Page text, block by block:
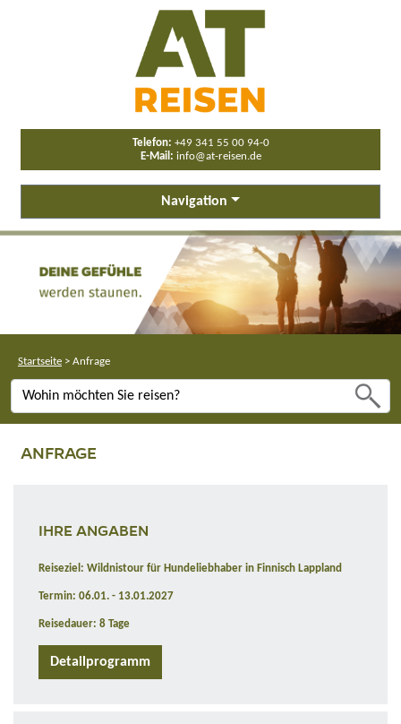
Telefon: +49 341 55 00 94-0
E-Mail: info@at-reisen.de
Navigation
Startseite > Anfrage
ANFRAGE
IHRE ANGABEN
Reiseziel: Wildnistour für Hundeliebhaber in Finnisch Lappland
Termin: 06.01. - 13.01.2027
Reisedauer: 8 Tage
Detailprogramm